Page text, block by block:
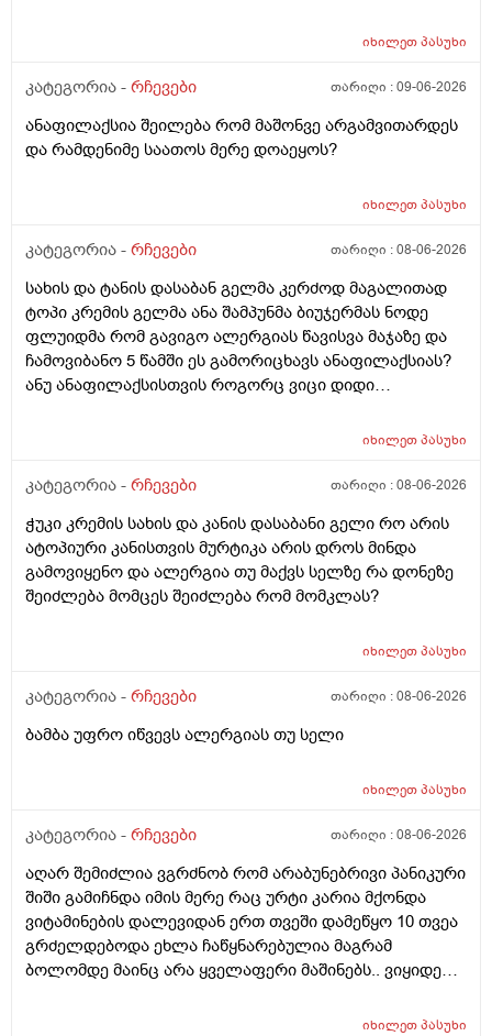
იხილეთპასუხი
კატეგორია - რჩევები თარიღი :09-06-2026
ანაფილაქსია შეილება რომ მაშონვე არგამვითარდეს
და რამდენიმე საათოს მერე დოაეყოს?
იხილეთპასუხი
კატეგორია - რჩევები თარიღი :08-06-2026
სახის და ტანის დასაბან გელმა კერძოდ მაგალითად
ტოპი კრემის გელმა ანა შამპუნმა ბიუჯერმას ნოდე
ფლუიდმა რომ გავიგო ალერგიას წავისვა მაჯაზე და
ჩამოვიბანო 5 წამში ეს გამორიცხავს ანაფილაქსიას?
ანუ ანაფილაქსისთვის როგორც ვიცი დიდი
ანაფილაქცია განვითარდეს სწორია? ანუ იმ
კონკრეტული რაღაც ნივთიერების მიმართ ეს ტესტი
ტესტი დიდი დიდი გამოყაროს ხო?
იხილეთპასუხი
კატეგორია - რჩევები თარიღი :08-06-2026
ჭუკი კრემის სახის და კანის დასაბანი გელი რო არის
ატოპიური კანისთვის მურტიკა არის დროს მინდა
გამოვიყენო და ალერგია თუ მაქვს სელზე რა დონეზე
შეიძლება მომცეს შეიძლება რომ მომკლას?
იხილეთპასუხი
კატეგორია - რჩევები თარიღი :08-06-2026
ბამბა უფრო იწვევს ალერგიას თუ სელი
იხილეთპასუხი
კატეგორია - რჩევები თარიღი :08-06-2026
აღარ შემიძლია ვგრძნობ რომ არაბუნებრივი პანიკური
შიში გამიჩნდა იმის მერე რაც ურტი კარია მქონდა
ვიტამინების დალევიდან ერთ თვეში დამეწყო 10 თვეა
გრძელდებოდა ეხლა ჩაწყნარებულია მაგრამ
ბოლომდე მაინც არა ყველაფერი მაშინებს.. ვიყიდე
იხილეთპასუხი